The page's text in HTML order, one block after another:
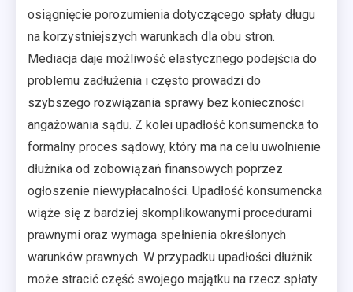
osiągnięcie porozumienia dotyczącego spłaty długu
na korzystniejszych warunkach dla obu stron.
Mediacja daje możliwość elastycznego podejścia do
problemu zadłużenia i często prowadzi do
szybszego rozwiązania sprawy bez konieczności
angażowania sądu. Z kolei upadłość konsumencka to
formalny proces sądowy, który ma na celu uwolnienie
dłużnika od zobowiązań finansowych poprzez
ogłoszenie niewypłacalności. Upadłość konsumencka
wiąże się z bardziej skomplikowanymi procedurami
prawnymi oraz wymaga spełnienia określonych
warunków prawnych. W przypadku upadłości dłużnik
może stracić część swojego majątku na rzecz spłaty